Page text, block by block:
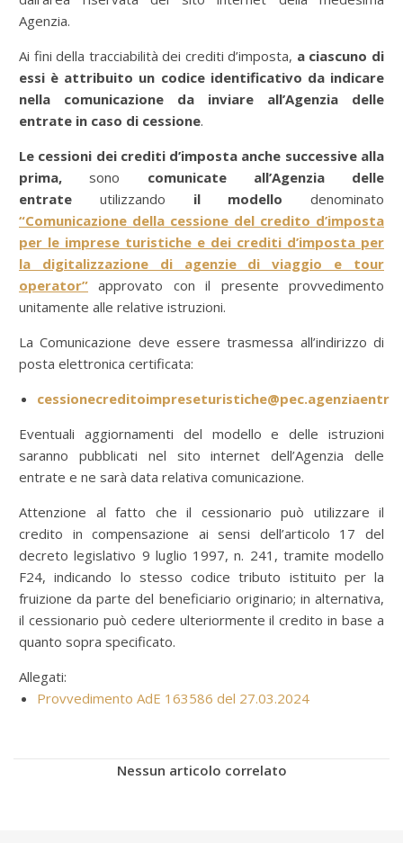
Agenzia.
Ai fini della tracciabilità dei crediti d’imposta, a ciascuno di
essi è attribuito un codice identificativo da indicare
nella comunicazione da inviare all’Agenzia delle
entrate in caso di cessione.
Le cessioni dei crediti d’imposta anche successive alla
prima, sono comunicate all’Agenzia delle
entrate utilizzando il modello denominato
“Comunicazione della cessione del credito d’imposta
per le imprese turistiche e dei crediti d’imposta per
la digitalizzazione di agenzie di viaggio e tour
operator” approvato con il presente provvedimento
unitamente alle relative istruzioni.
La Comunicazione deve essere trasmessa all’indirizzo di
posta elettronica certificata:
Eventuali aggiornamenti del modello e delle istruzioni
saranno pubblicati nel sito internet dell’Agenzia delle
entrate e ne sarà data relativa comunicazione.
Attenzione al fatto che il cessionario può utilizzare il
credito in compensazione ai sensi dell’articolo 17 del
decreto legislativo 9 luglio 1997, n. 241, tramite modello
F24, indicando lo stesso codice tributo istituito per la
fruizione da parte del beneficiario originario; in alternativa,
il cessionario può cedere ulteriormente il credito in base a
quanto sopra specificato.
Allegati:
Provvedimento AdE 163586 del 27.03.2024
Nessun articolo correlato